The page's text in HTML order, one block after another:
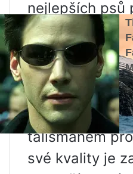
nejlepších psů
soukromého
kteří se stávají
bytu a
příkazům.
domov a
talismanem
své kvality je